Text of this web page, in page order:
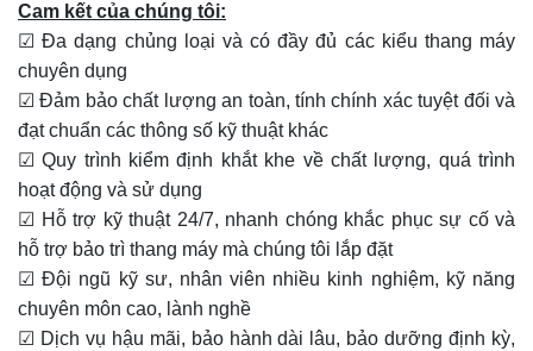
Cam kết của chúng tôi:
☑ Đa dạng chủng loại và có đầy đủ các kiểu thang máy
chuyên dụng
☑ Đảm bảo chất lượng an toàn, tính chính xác tuyệt đối và
đạt chuẩn các thông số kỹ thuật khác
☑ Quy trình kiểm định khắt khe về chất lượng, quá trình
hoạt động và sử dụng
☑ Hỗ trợ kỹ thuật 24/7, nhanh chóng khắc phục sự cố và
hỗ trợ bảo trì thang máy mà chúng tôi lắp đặt
☑ Đội ngũ kỹ sư, nhân viên nhiều kinh nghiệm, kỹ năng
chuyên môn cao, lành nghề
☑ Dịch vụ hậu mãi, bảo hành dài lâu, bảo dưỡng định kỳ,